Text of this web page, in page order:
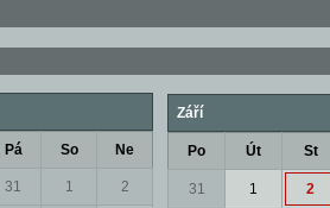
Pá So Ne
31 1 2
Září
Po Út St
31 1 2